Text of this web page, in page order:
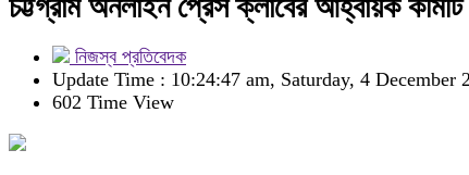
চট্টগ্রাম অনলাইন প্রেস ক্লাবের আহ্বায়ক
নিজস্ব প্রতিবেদক
Update Time : 10:24:47 am, Saturday, 4 December
602 Time View